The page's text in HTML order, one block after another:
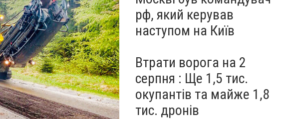
рф, який керував
наступом на Київ
Втрати ворога на 2
серпня : Ще 1,5 тис.
окупантів та майже 1,8
тис. дронів